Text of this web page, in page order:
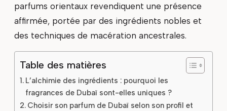
parfums orientaux revendiquent une présence
affirmée, portée par des ingrédients nobles et
des techniques de macération ancestrales.
Table des matières
L’alchimie des ingrédients : pourquoi les
fragrances de Dubaï sont-elles uniques ?
Choisir son parfum de Dubaï selon son profil et